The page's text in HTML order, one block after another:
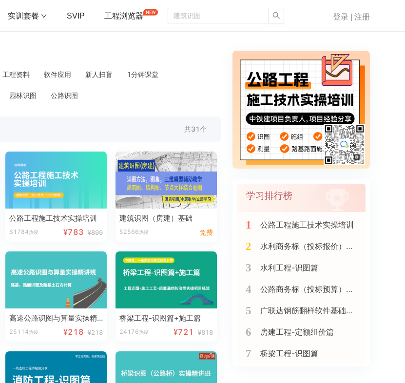
实训套餐 SVIP 工程浏览器 登录 | 注册
工程资料 软件应用 新人扫盲 1分钟课堂
园林识图 公路识图
共31个
公路工程施工技术实操培训
61784热度 ¥783 ¥899
建筑识图（房建）基础
52566热度 免费
高速公路识图与算量实操精讲班
25114热度 ¥218 ¥218
桥梁工程-识图篇+施工篇
24176热度 ¥721 ¥818
学习排行榜
1 公路工程施工技术实操培训
2 水利商务标（投标报价）实战训练班
3 水利工程-识图篇
4 公路商务标（投标预算）实战精讲（新点软件）
5 广联达钢筋翻样软件基础精讲
6 房建工程-定额组价篇
7 桥梁工程-识图篇